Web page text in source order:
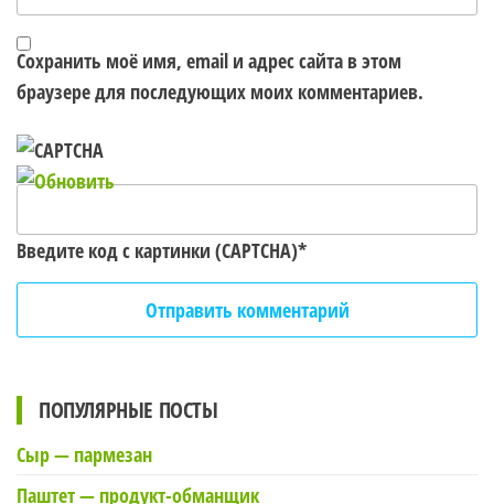
Сохранить моё имя, email и адрес сайта в этом
браузере для последующих моих комментариев.
Введите код с картинки (CAPTCHA)*
ПОПУЛЯРНЫЕ ПОСТЫ
Сыр — пармезан
Паштет — продукт-обманщик